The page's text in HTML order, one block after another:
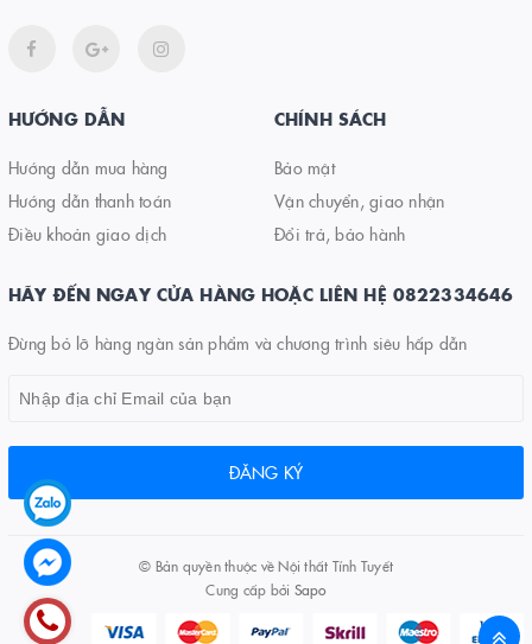
HƯỚNG DẪN
Hướng dẫn mua hàng
Hướng dẫn thanh toán
Điều khoản giao dịch
CHÍNH SÁCH
Bảo mật
Vận chuyển, giao nhận
Đổi trả, bảo hành
HÃY ĐẾN NGAY CỬA HÀNG HOẶC LIÊN HỆ 0822334646
Đừng bỏ lỡ hàng ngàn sản phẩm và chương trình siêu hấp dẫn
ĐĂNG KÝ
© Bản quyền thuộc vềNội thất Tính Tuyết
Cung cấp bởi Sapo